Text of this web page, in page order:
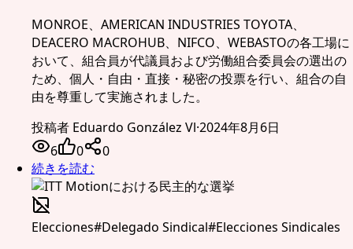
MONROE、AMERICAN INDUSTRIES TOYOTA、
DEACERO MACROHUB、NIFCO、WEBASTOの各工場に
おいて、組合員が代議員および労働組合委員会の選出の
ため、個人・自由・直接・秘密の投票を行い、組合の自
由を尊重して実施されました。
投稿者 Eduardo González Vl·2024年8月6日
6
0
0
続きを読む
Elecciones#Delegado Sindical#Elecciones Sindicales